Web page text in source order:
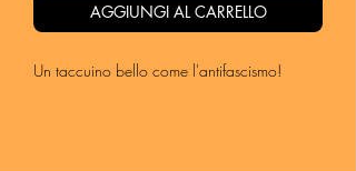
AGGIUNGI AL CARRELLO
Un taccuino bello come l'antifascismo!